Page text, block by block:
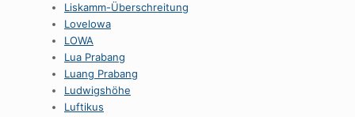
Liskamm-Überschreitung
Lovelowa
LOWA
Lua Prabang
Luang Prabang
Ludwigshöhe
Luftikus